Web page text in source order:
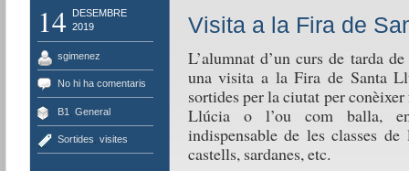
14
DESEMBRE
2019
sgimenez
No hi ha comentaris
B1 General
Sortides visites
Visita a la Fira de
L’alumnat d’un curs de tarda
una visita a la Fira de Santa
sortides per la ciutat per
Llúcia o l’ou com balla,
indispensable de les classes
castells, sardanes, etc.